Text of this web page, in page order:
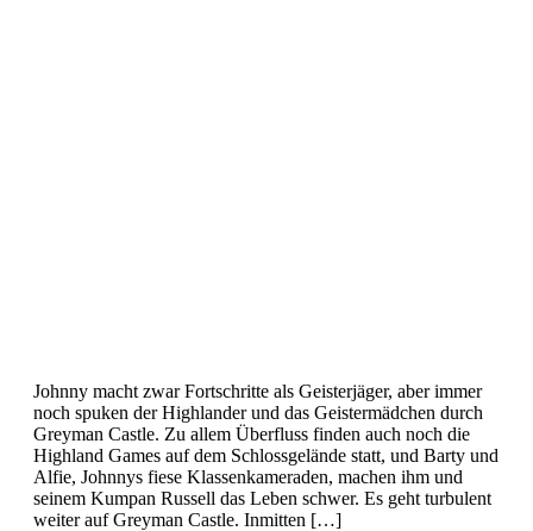
Johnny macht zwar Fortschritte als Geisterjäger, aber immer
noch spuken der Highlander und das Geistermädchen durch
Greyman Castle. Zu allem Überfluss finden auch noch die
Highland Games auf dem Schlossgelände statt, und Barty und
Alfie, Johnnys fiese Klassenkameraden, machen ihm und
seinem Kumpan Russell das Leben schwer. Es geht turbulent
weiter auf Greyman Castle. Inmitten […]